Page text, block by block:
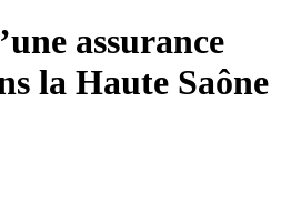
assurance
la Haute Saône